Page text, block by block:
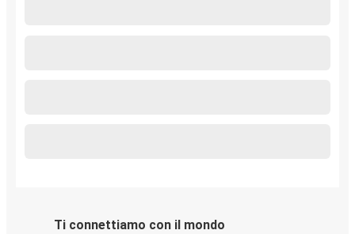
Ti connettiamo con il mondo